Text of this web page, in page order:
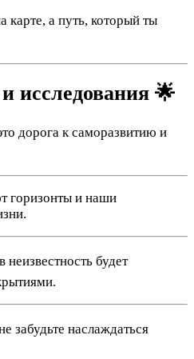
а путь, который ты
исследования 🌟
дорога к саморазвитию и
горизонты и наши
будет
забудьте наслаждаться